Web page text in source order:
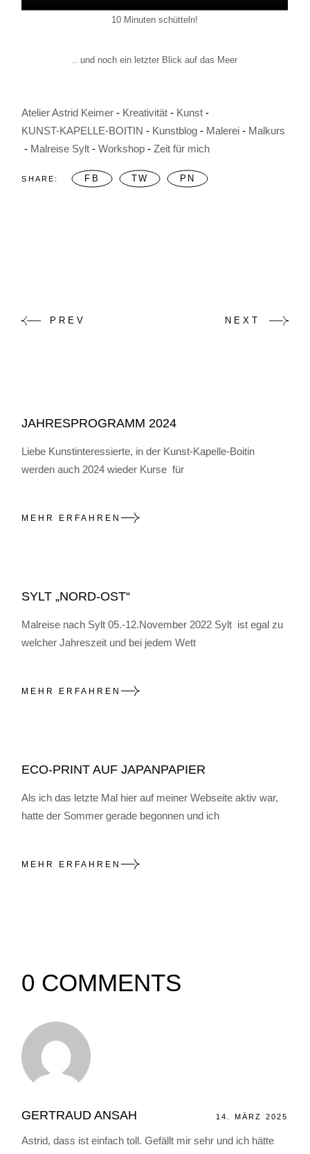
10 Minuten schütteln!
.. und noch ein letzter Blick auf das Meer
Atelier Astrid Keimer Kreativität
Kunst
KUNST-KAPELLE-BOITIN
Kunstblog Malerei
Malkurs
Malreise Sylt
Workshop Zeit für mich
SHARE: FB TW PN
PREV NEXT
JAHRESPROGRAMM 2024
Liebe Kunstinteressierte, in der Kunst-Kapelle-Boitin
werden auch 2024 wieder Kurse für
MEHR ERFAHREN
SYLT „NORD-OST“
Malreise nach Sylt 05.-12.November 2022 Sylt ist egal zu
welcher Jahreszeit und bei jedem Wett
MEHR ERFAHREN
ECO-PRINT AUF JAPANPAPIER
Als ich das letzte Mal hier auf meiner Webseite aktiv war,
hatte der Sommer gerade begonnen und ich
MEHR ERFAHREN
0 COMMENTS
GERTRAUD ANSAH 14. MÄRZ 2025
Astrid, dass ist einfach toll. Gefällt mir sehr und ich hätte